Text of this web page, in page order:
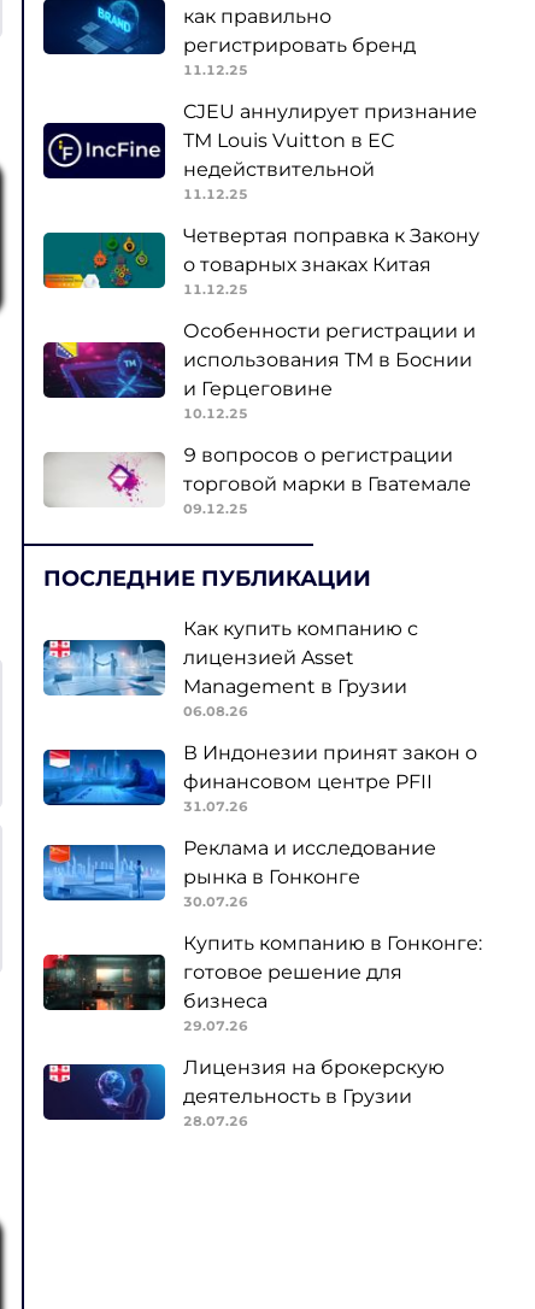
как правильно
регистрировать бренд
11.12.25
CJEU аннулирует признание
ТМ Louis Vuitton в ЕС
недействительной
11.12.25
Четвертая поправка к Закону
о товарных знаках Китая
11.12.25
Особенности регистрации и
использования ТМ в Боснии
и Герцеговине
10.12.25
9 вопросов о регистрации
торговой марки в Гватемале
09.12.25
ПОСЛЕДНИЕ ПУБЛИКАЦИИ
Как купить компанию с
лицензией Asset
Management в Грузии
06.08.26
В Индонезии принят закон о
финансовом центре PFII
31.07.26
Реклама и исследование
рынка в Гонконге
30.07.26
Купить компанию в Гонконге:
готовое решение для
бизнеса
29.07.26
Лицензия на брокерскую
деятельность в Грузии
28.07.26